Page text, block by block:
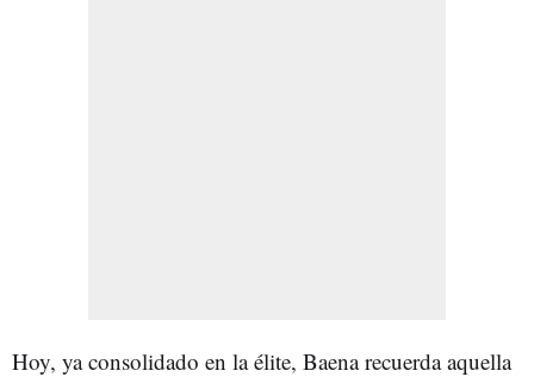
Hoy, ya consolidado en la élite, Baena recuerda aquella